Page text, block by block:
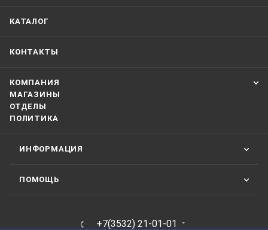
КАТАЛОГ
КОНТАКТЫ
КОМПАНИЯ
МАГАЗИНЫ
ОТДЕЛЫ
ПОЛИТИКА
ИНФОРМАЦИЯ
ПОМОЩЬ
+7(3532) 21-01-01